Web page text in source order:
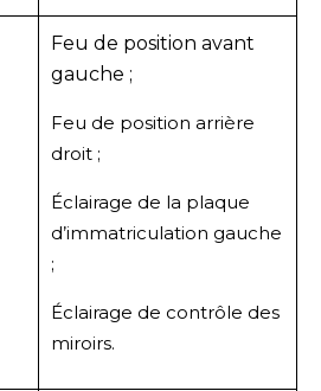
Feu de position avant
gauche ;
Feu de position arrière
droit ;
Éclairage de la plaque
d’immatriculation gauche
;
Éclairage de contrôle des
miroirs.